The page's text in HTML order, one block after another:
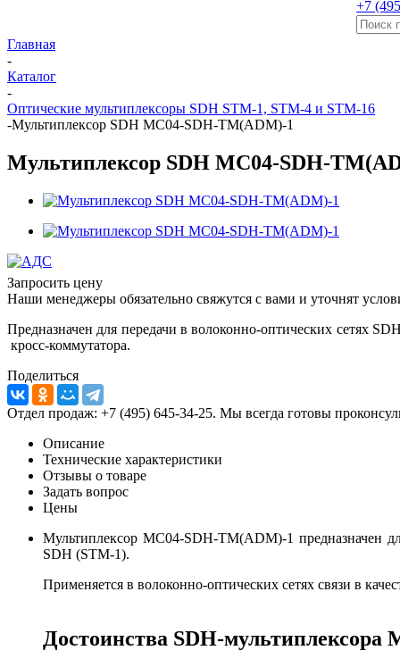
+7
Главная
-
Каталог
-
Оптические мультиплексоры SDH STM-1, STM-4 и STM-16
-Мультиплексор SDH MC04-SDH-TM(ADM)-1
Мультиплексор SDH MC04-SDH-
Запросить цену
Наши менеджеры обязательно свяжутся с вами и уточнят
Предназначен для передачи в волоконно-оптических сетях
кросс-коммутатора.
Поделиться
Отдел продаж: +7 (495) 645-34-25. Мы всегда готовы
Описание
Технические характеристики
Отзывы о товаре
Задать вопрос
Цены
Мультиплексор MC04-SDH-TM(ADM)-1 предназначен
SDH (STM-1).
Применяется в волоконно-оптических сетях связи в
Достоинства SDH-